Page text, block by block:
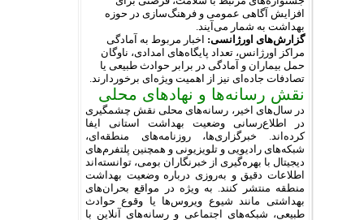
افزایش آگاهی عمومی و فرهنگ‌سازی در حوزه
بهداشت به شمار می‌آیند.
گزارش‌های اورژانسی: اخبار مربوط به آمادگی
مراکز اورژانس، تعداد پایگاه‌های امدادی، ناوگان
حمل بیماران و آمادگی در برابر حوادث طبیعی یا
تصادفات جاده‌ای نیز از اهمیت ویژه‌ای برخوردارند.
نقش رسانه‌ها و نهادهای محلی
در سال‌های اخیر، رسانه‌های محلی نقش چشمگیری
در اطلاع‌رسانی وضعیت بهداشت استانی ایفا
کرده‌اند. خبرگزاری‌ها، روزنامه‌های منطقه‌ای،
شبکه‌های رادیویی و تلویزیونی و همچنین پلتفرم‌های
دیجیتال با بهره‌گیری از خبرنگاران بومی، توانسته‌اند
اطلاعات دقیق و به‌روزی درباره وضعیت بهداشت
منطقه منتشر کنند. به ویژه در مواقع بحران‌های
بهداشتی مانند شیوع ویروس‌ها یا وقوع حوادث
طبیعی، شبکه‌های اجتماعی و رسانه‌های آنلاین با